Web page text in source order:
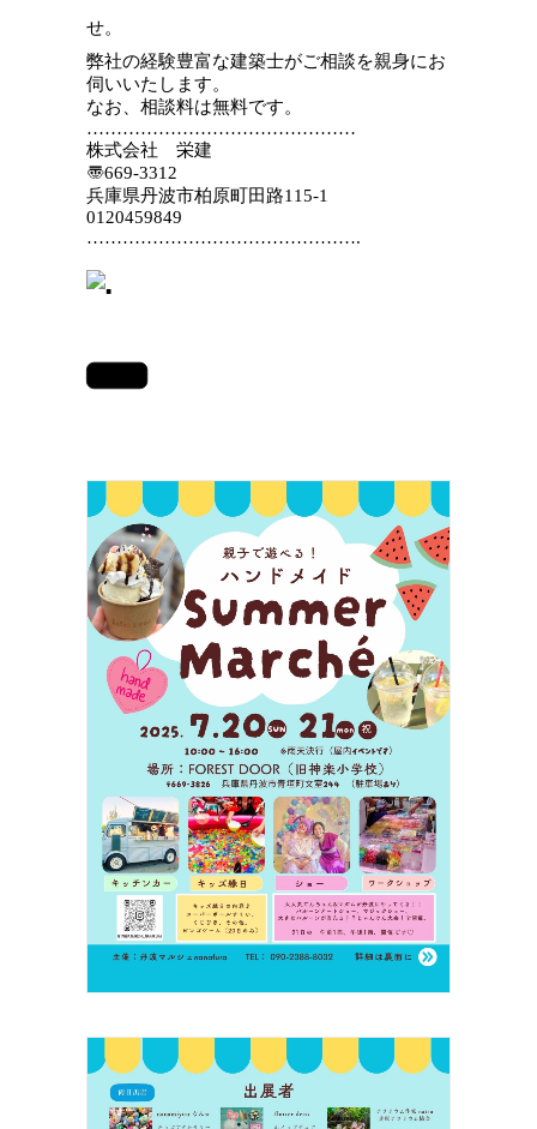
せ。
弊社の経験豊富な建築士がご相談を親身にお
伺いいたします。
なお、相談料は無料です。
………………………………………
株式会社 栄建
〠669-3312
兵庫県丹波市柏原町田路115-1
0120459849
……………………………………….